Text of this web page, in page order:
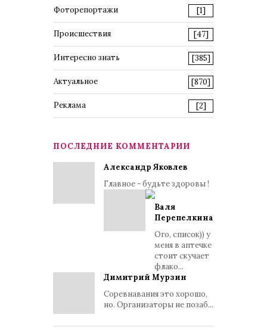
Фоторепортажи [1]
Происшествия [47]
Интересно знать [385]
Актуальное [870]
Реклама [2]
ПОСЛЕДНИЕ КОММЕНТАРИИ
Александр Яковлев
Главное - будьте здоровы !
Валя
Перепелкина
Ого, список)) у
меня в аптечке
стоит скучает
флако...
Димитрий Мурзин
Соревнавания это хорошо,
но. Организаторы не позаб...